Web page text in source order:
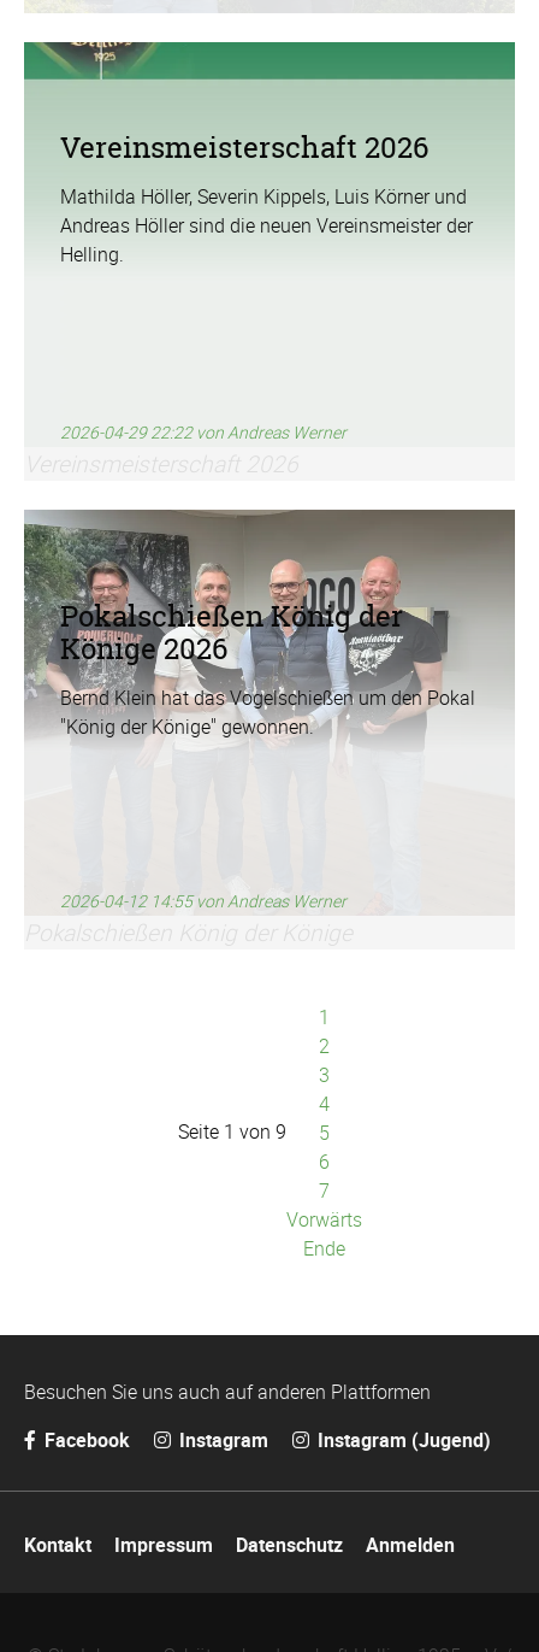
Vereinsmeisterschaft 2026
Vereinsmeisterschaft 2026
Mathilda Höller, Severin Kippels, Luis Körner und
Andreas Höller sind die neuen Vereinsmeister der
Helling.
2026-04-29 22:22von Andreas Werner
Pokalschießen König der Könige
Pokalschießen König der
Könige 2026
Bernd Klein hat das Vogelschießen um den Pokal
"König der Könige" gewonnen.
2026-04-12 14:55von Andreas Werner
Seite 1 von 9
1
2
3
4
5
6
7
Vorwärts
Ende
Besuchen Sie uns auch auf anderen Plattformen
Facebook
Instagram Instagram (Jugend)
überspringen
Kontakt Impressum Datenschutz Anmelden